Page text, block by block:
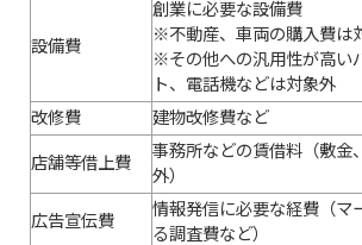
設備費
創業に必要な設備費
※不動産、車両の購入費は
※その他への汎用性が高い
ト、電話機などは対象外
改修費
建物改修費など
店舗等借上費
事務所などの賃借料（敷金
外）
広告宣伝費
情報発信に必要な経費（マ
る調査費など）